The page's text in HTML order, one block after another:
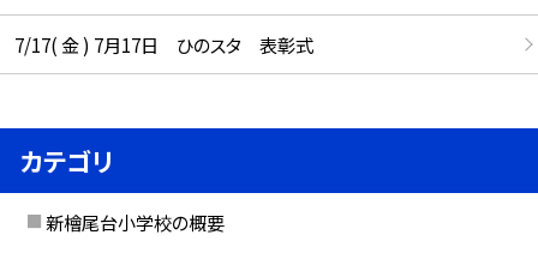
7/17( 金 ) 7月17日 ひのスタ 表彰式
カテゴリ
新檜尾台小学校の概要